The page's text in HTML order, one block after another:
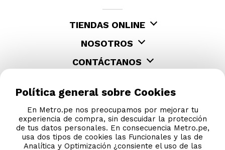
Tetera Tejeduría Krea
S/ 31.90
Termo Liquido Erie
Santeco Cloud Blue
S/ 54.90
Política general sobre Cookies
En Metro.pe nos preocupamos por mejorar tu
experiencia de compra, sin descuidar la protección
de tus datos personales. En consecuencia Metro.pe,
usa dos tipos de cookies las Funcionales y las de
Analítica y Optimización ¿consiente el uso de las